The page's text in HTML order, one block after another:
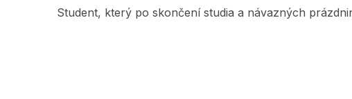
Student, který po skončení studia a návazných